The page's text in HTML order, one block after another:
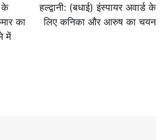
के
का
में
हल्द्वानी: (बधाई) इंस्पायर अवार्ड के
लिए कनिका और आरुष का चयन